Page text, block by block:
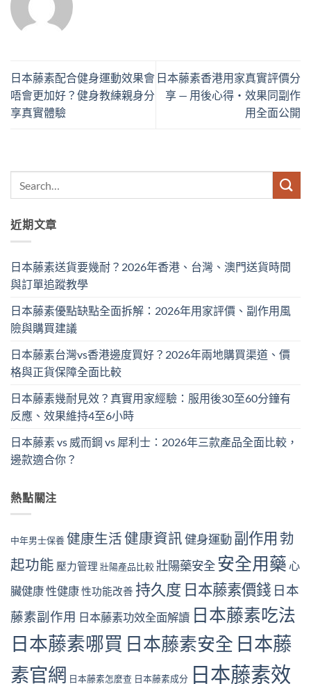
日本藤素配合健身運動效果會
唔會更加好？健身教練親身分
享真實體驗
日本藤素香港用家真實評價分
享 — 用後心得・效果同副作
用全面公開
近期文章
日本藤素送貨要幾耐？2026年香港、台灣、澳門送貨時間
與訂單追蹤教學
日本藤素優點缺點全面拆解：2026年用家評價、副作用風
險與購買建議
日本藤素台灣vs香港邊度買好？2026年兩地購買渠道、價
格與正貨保障全面比較
日本藤素幾耐見效？真實用家經驗：服用後30至60分鐘有
反應、效果維持4至6小時
日本藤素 vs 威而鋼 vs 犀利士：2026年三款產品全面比較，
邊款適合你？
熱點關注
中年男士保養健康生活健康資訊健身運動副作用 勃
起功能 壓力管理 壯陽產品比較壯陽藥安全安全用藥 心
臟健康性健康性功能改善 持久度 日本藤素價錢 日本
藤素副作用 日本藤素功效全面解讀 日本藤素吃法
日本藤素哪買 日本藤素安全 日本藤
素官網 日本藤素怎麼查 日本藤素成分 日本藤素效